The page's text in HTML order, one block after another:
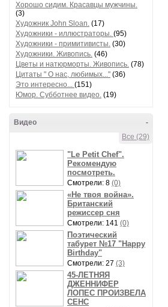
Хорошо сидим. Красавцы мужчины.
(3)
Художник John Sloan. (17)
Художники - иллюстраторы. (95)
Художники - примитивисты. (30)
Художники. Живопись. (46)
Цветы и натюрморты. Живопись. (78)
Цитаты " О нас, любимых..." (36)
Это интересно... (151)
Юмор. Субботнее видео. (19)
-
Видео
Все (29)
"Le Petit Chef".
Рекомендую
посмотреть.
Смотрели: 8 (0)
«Не твоя война».
Британский
режиссер сня
Смотрели: 141 (0)
Поэтический
табурет №17 "Happy
Birthday"
Смотрели: 27 (3)
45-ЛЕТНЯЯ
ДЖЕННИФЕР
ЛОПЕС ПРОИЗВЕЛА
СЕНС